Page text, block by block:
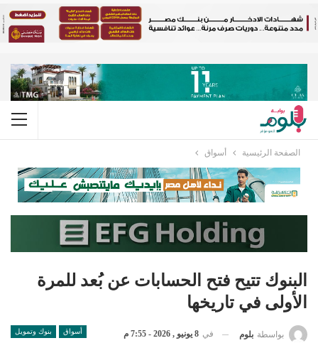
الصفحة الرئيسية أسواق
البنوك تتيح فتح الحسابات عن بُعد للمرة
الأولى في تاريخها
أسواق بنوك وتمويل بواسطة بلوم في 8 يونيو , 2026 - 7:55 م